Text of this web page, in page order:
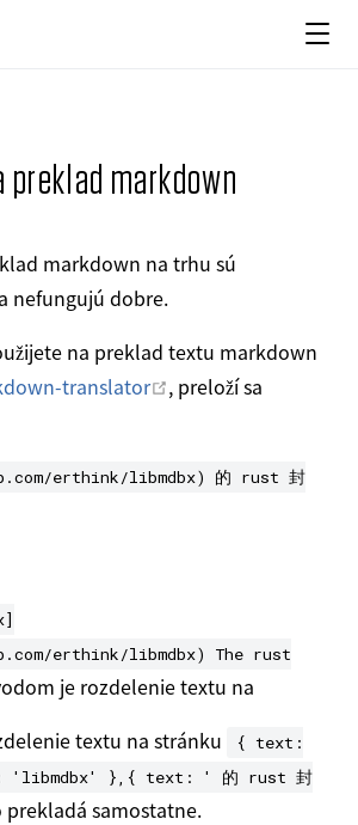
preklad markdown
markdown na trhu sú
nefungujú dobre.
na preklad textu markdown
translator
Otvoriť v novom
, preloží sa
erthink/libmdbx) 的 rust 封
erthink/libmdbx) The rust
je rozdelenie textu na
textu na stránku
{ text:
},{ text: ' 的 rust 封
prekladá samostatne.